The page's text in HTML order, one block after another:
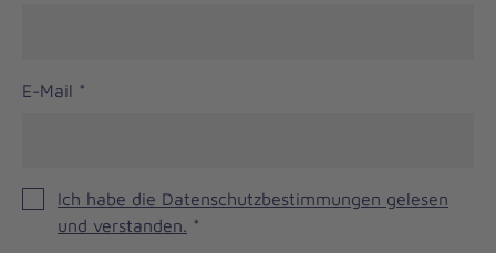
E-Mail *
Ich habe die Datenschutzbestimmungen gelesen
und verstanden. *